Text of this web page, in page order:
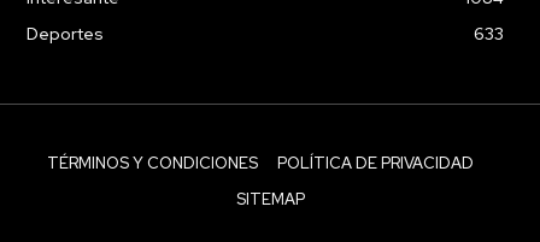
Deportes
633
TÉRMINOS Y CONDICIONES
POLÍTICA DE PRIVACIDAD
SITEMAP